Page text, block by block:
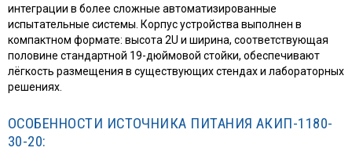
интеграции в более сложные автоматизированные
испытательные системы. Корпус устройства выполнен в
компактном формате: высота 2U и ширина, соответствующая
половине стандартной 19-дюймовой стойки, обеспечивают
лёгкость размещения в существующих стендах и лабораторных
решениях.
ОСОБЕННОСТИ ИСТОЧНИКА ПИТАНИЯ АКИП-1180-
30-20: